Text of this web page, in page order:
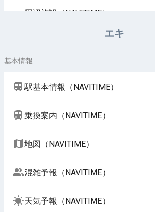
周辺施設（NAVITIME）
エキ
基本情報
駅基本情報（NAVITIME）
乗換案内（NAVITIME）
地図（NAVITIME）
混雑予報（NAVITIME）
天気予報（NAVITIME）